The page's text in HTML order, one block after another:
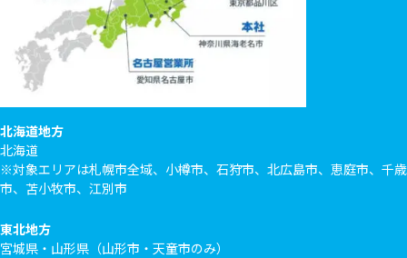
北海道地方
北海道
※対象エリアは札幌市全域、小樽市、石狩市、北広島市、恵庭市、千歳
市、苫小牧市、江別市
東北地方
宮城県・山形県（山形市・天童市のみ）